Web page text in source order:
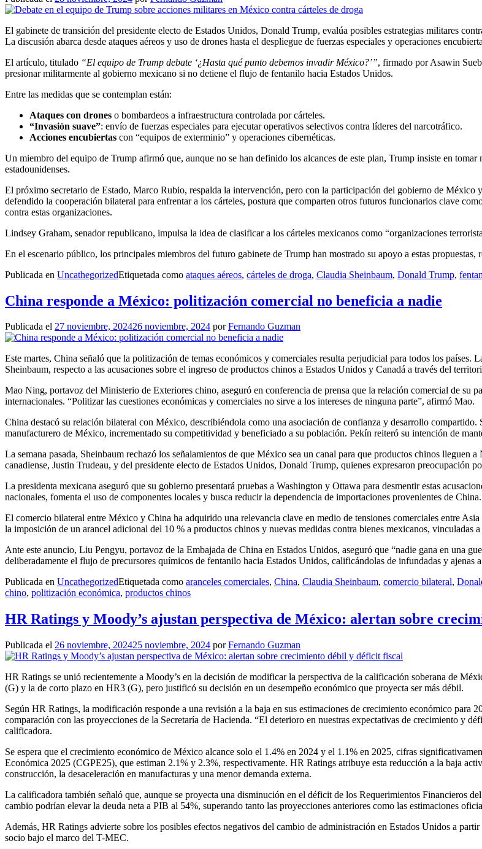
El gabinete de transición del presidente electo de Estados Unidos, Donald Trump, evalúa posibles estrategias militares
La discusión abarca desde ataques aéreos y uso de drones hasta el despliegue de fuerzas especiales y operaciones
El artículo, titulado “El equipo de Trump debate ‘¿Hasta qué punto debemos invadir México?’”, firmado por Asawin
presionar militarmente al gobierno mexicano si no detiene el flujo de fentanilo hacia Estados Unidos.
Entre las medidas que se contemplan están:
Ataques con drones o bombardeos a infraestructura controlada por cárteles.
“Invasión suave”: envío de fuerzas especiales para ejecutar operativos selectivos contra líderes del narcotráfico.
Acciones encubiertas con “equipos de exterminio” y operaciones cibernéticas.
Un miembro del equipo de Trump afirmó que, aunque no se han definido los alcances de este plan, Trump insiste en
estadounidenses.
El próximo secretario de Estado, Marco Rubio, respalda la intervención, pero con la participación del gobierno de México
defendido la cooperación bilateral para enfrentar a los cárteles, postura que comparten otros futuros funcionarios clave
contra estas organizaciones.
Lindsey Graham, senador republicano, impulsa la idea de clasificar a los cárteles mexicanos como “organizaciones
En el escenario público, los principales miembros del futuro gabinete de Trump han mostrado su apoyo a estas
Publicada en UncathegorizedEtiquetada como ataques aéreos, cárteles de droga, Claudia Sheinbaum, Donald Trump,
China responde a México: politización comercial no beneficia a nadie
Publicada el 27 noviembre, 202426 noviembre, 2024 porFernando Guzman
Este martes, China señaló que la politización de temas económicos y comerciales resulta perjudicial para todos los
Sheinbaum, respecto a las acusaciones sobre el ingreso de productos chinos a Estados Unidos y Canadá a través del
Mao Ning, portavoz del Ministerio de Exteriores chino, aseguró en conferencia de prensa que la relación comercial de su
internacionales. “Politizar las cuestiones económicas y comerciales no sirve a los intereses de ninguna parte”, afirmó Mao.
China destacó su relación bilateral con México, describiéndola como una asociación de confianza y desarrollo
manufacturero de México, incrementado su competitividad y beneficiado a su población. Pekín reiteró su intención de
La semana pasada, Sheinbaum rechazó los señalamientos de que México sea un canal para que productos chinos lleguen
canadiense, Justin Trudeau, y del presidente electo de Estados Unidos, Donald Trump, quienes expresaron preocupación
La presidenta mexicana aseguró que su gobierno presentará pruebas a Washington y Ottawa para desmentir estas
nacionales, fomenta el uso de componentes locales y busca reducir la dependencia de importaciones provenientes de China.
El comercio bilateral entre México y China ha adquirido una relevancia clave en medio de tensiones comerciales entre
la imposición de un arancel adicional del 10 % a productos chinos y nuevas medidas contra bienes mexicanos, vinculadas
Ante este anuncio, Liu Pengyu, portavoz de la Embajada de China en Estados Unidos, aseguró que “nadie gana en una
deliberadamente el flujo de precursores químicos de fentanilo hacia Estados Unidos, calificándolas de infundadas y ajenas
Publicada en UncathegorizedEtiquetada como aranceles comerciales, China, Claudia Sheinbaum, comercio bilateral,
chino, politización económica, productos chinos
HR Ratings y Moody’s ajustan perspectiva de México: alertan sobre
Publicada el 26 noviembre, 202425 noviembre, 2024 porFernando Guzman
HR Ratings se unió recientemente a Moody’s en la decisión de modificar la perspectiva de la calificación soberana de
(G) y la de corto plazo en HR3 (G), pero justificó su decisión en un desempeño económico que proyecta ser más débil.
Según HR Ratings, la modificación responde a una revisión a la baja en sus estimaciones de crecimiento económico para
comparación con las proyecciones de la Secretaría de Hacienda. “El deterioro en nuestras expectativas de crecimiento y
calificadora.
Se espera que el crecimiento económico de México alcance solo el 1.4% en 2024 y el 1.1% en 2025, cifras
Económica 2025 (CGPE25), que estiman 2.1% y 2.3%, respectivamente. HR Ratings atribuye esta reducción a la baja
construcción, la desaceleración en manufacturas y una menor demanda externa.
La calificadora también señaló que, aunque se proyecta una disminución en el déficit de los Requerimientos Financieros
cambio podrían elevar la deuda neta a PIB al 54%, superando tanto las proyecciones anteriores como las estimaciones
Además, HR Ratings advierte sobre los posibles efectos negativos del cambio de administración en Estados Unidos a
socio bajo el marco del T-MEC.